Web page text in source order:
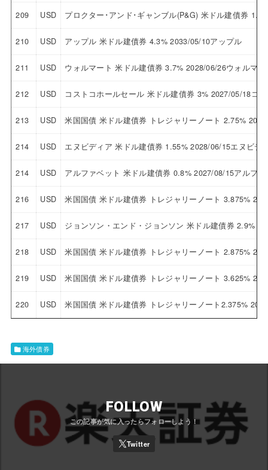
209 USD プロクター･アンド･ギャンブル(P&G) 米ドル建債券
210 USD アップル 米ドル建債券 4.3% 2033/05/10アップル
211 USD ウォルマート 米ドル建債券 3.7% 2028/06/26ウォルマー
212 USD コストコホールセール 米ドル建債券 3% 2027/05/18コ
213 USD 米国国債 米ドル建債券 トレジャリーノート 2.75%
214 USD エヌビディア 米ドル建債券 1.55% 2028/06/15エヌビデ
214 USD アルファベット 米ドル建債券 0.8% 2027/08/15アルファ
216 USD 米国国債 米ドル建債券 トレジャリーノート 3.875%
217 USD ジョンソン・エンド・ジョンソン 米ドル建債券 2.9%
218 USD 米国国債 米ドル建債券 トレジャリーノート 2.875%
219 USD 米国国債 米ドル建債券 トレジャリーノート 3.625%
220 USD 米国国債 米ドル建債券 トレジャリーノート2.375%
海外債券
FOLLOW